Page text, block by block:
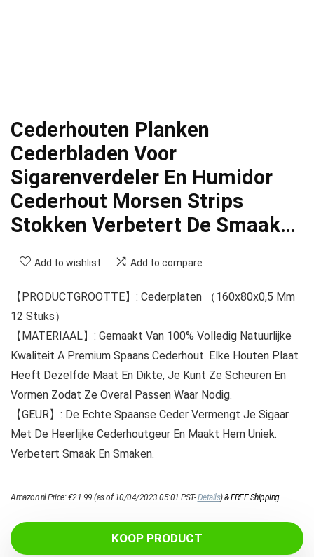
Cederhouten Planken
Cederbladen Voor
Sigarenverdeler En Humidor
Cederhout Morsen Strips
Stokken Verbetert De Smaak…
Add to wishlist Add to compare
【PRODUCTGROOTTE】: Cederplaten （160x80x0,5 Mm
12 Stuks）
【MATERIAAL】: Gemaakt Van 100% Volledig Natuurlijke
Kwaliteit A Premium Spaans Cederhout. Elke Houten Plaat
Heeft Dezelfde Maat En Dikte, Je Kunt Ze Scheuren En
Vormen Zodat Ze Overal Passen Waar Nodig.
【GEUR】: De Echte Spaanse Ceder Vermengt Je Sigaar
Met De Heerlijke Cederhoutgeur En Maakt Hem Uniek.
Verbetert Smaak En Smaken.
Amazon.nl Price:€21.99 (as of 10/04/2023 05:01 PST-Details)&FREE Shipping.
KOOP PRODUCT